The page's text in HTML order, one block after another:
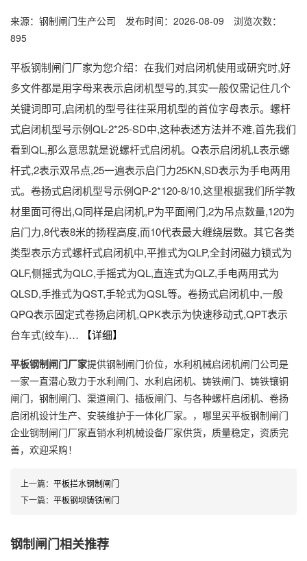
来源：钢制闸门生产公司 发布时间：2026-08-09 浏览次数：
895
平板钢制闸门厂家为您介绍：在我们对启闭机使用或研究时,好
多文件都是用字母来表示启闭机型号的,其实一般仅需记住几个
关键词即可,启闭机的型号往往采用机型的首位字母表示。螺杆
式启闭机型号示例QL-2*25-SD中,这种表述方法并不难,首先我们
看到QL,那么意思就是说螺杆式启闭机。Q表示启闭机,L表示螺
杆式,2表示双吊点,25一遍表示启门力25KN,SD表示为手电两用
式。卷扬式启闭机型号示例QP-2*120-8/10,这里根据我们所学教
材里面可得出,Q同样是启闭机,P为平面闸门,2为吊点数量,120为
启门力,8代表8米的扬程高度,而10代表最大缠绕层数。其它各类
类型表示方式螺杆式启闭机中,平推式为QLP,全封闭磁力锁式为
QLF,侧摇式为QLC,手摇式为QL,直连式为QLZ,手电两用式为
QLSD,手推式为QST,手轮式为QSL等。卷扬式启闭机中,一般
QPQ表示固定式卷扬启闭机,QPK表示为快速移动式,QPT表示
台车式(绞车)…
【详细】
平板钢制闸门厂家提供钢制闸门价位，水利机械启闭机闸门公司是
一家一直潜心致力于水利闸门、水利启闭机、铸铁闸门、铸铁镶铜
闸门，钢制闸门、渠道闸门、插板闸门、与各种螺杆启闭机、卷扬
启闭机设计生产、安装维护于一体化厂家。，哪里买平板钢制闸门
企业钢制闸门厂家直销水利机械设备厂家供货，质量稳定，资质完
善，欢迎采购！
上一篇： 平板拦水钢制闸门
下一篇： 平板钢坝铸铁闸门
钢制闸门相关推荐